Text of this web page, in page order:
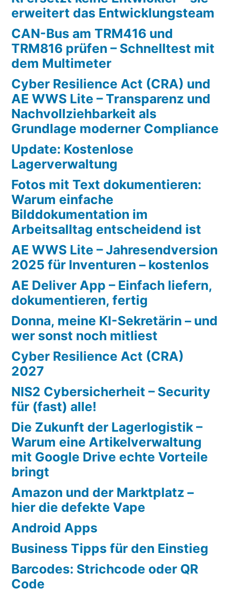
erweitert das Entwicklungsteam
CAN-Bus am TRM416 und
TRM816 prüfen – Schnelltest mit
dem Multimeter
Cyber Resilience Act (CRA) und
AE WWS Lite – Transparenz und
Nachvollziehbarkeit als
Grundlage moderner Compliance
Update: Kostenlose
Lagerverwaltung
Fotos mit Text dokumentieren:
Warum einfache
Bilddokumentation im
Arbeitsalltag entscheidend ist
AE WWS Lite – Jahresendversion
2025 für Inventuren – kostenlos
AE Deliver App – Einfach liefern,
dokumentieren, fertig
Donna, meine KI-Sekretärin – und
wer sonst noch mitliest
Cyber Resilience Act (CRA)
2027
NIS2 Cybersicherheit – Security
für (fast) alle!
Die Zukunft der Lagerlogistik –
Warum eine Artikelverwaltung
mit Google Drive echte Vorteile
bringt
Amazon und der Marktplatz –
hier die defekte Vape
Android Apps
Business Tipps für den Einstieg
Barcodes: Strichcode oder QR
Code